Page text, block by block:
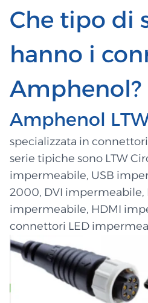
Che tipo di
hanno i
Amphenol?
Amphenol
specializzata in
serie tipiche sono LTW
impermeabile, USB
2000, DVI impermeabile,
impermeabile, HDMI
connettori LED